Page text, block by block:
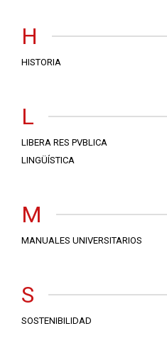
H
HISTORIA
L
LIBERA RES PVBLICA
LINGÜÍSTICA
M
MANUALES UNIVERSITARIOS
S
SOSTENIBILIDAD